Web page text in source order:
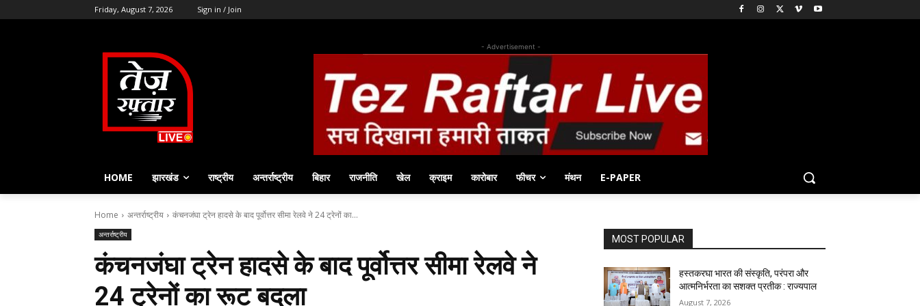
Friday, August 7, 2026 Sign in / Join
- Advertisement -
HOME झारखंड राष्ट्रीय अन्तर्राष्ट्रीय बिहार राजनीति खेल क्राइम कारोबार फीचर मंथन E-PAPER
Home अन्तर्राष्ट्रीय कंचनजंघा ट्रेन हादसे के बाद पूर्वोत्तर सीमा रेलवे ने 24 ट्रेनों का...
अन्तर्राष्ट्रीय
कंचनजंघा ट्रेन हादसे के बाद पूर्वोत्तर सीमा रेलवे ने
24 ट्रेनों का रूट बदला
MOST POPULAR
हस्तकरघा भारत की संस्कृति, परंपरा और
आत्मनिर्भरता का सशक्त प्रतीक : राज्यपाल
August 7, 2026